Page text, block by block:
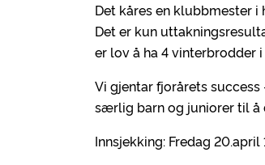
Det kåres en klubbmester i
Det er kun
er lov å ha 4 vinterbrodder i
Vi gjentar fjorårets
særlig barn og juniorer til å
Innsjekking: Fredag